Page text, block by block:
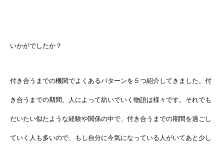
いかがでしたか？
付き合うまでの機関でよくあるパターンを５つ紹介してきました。付
き合うまでの期間、人によって紡いでいく物語は様々です。それでも
だいたい似たような経験や関係の中で、付き合うまでの期間を過ごし
ていく人も多いので、もし自分に今気になっている人がいてあと少し